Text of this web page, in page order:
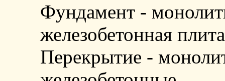
Фундамент -
железобетонная плита
Перекрытие -